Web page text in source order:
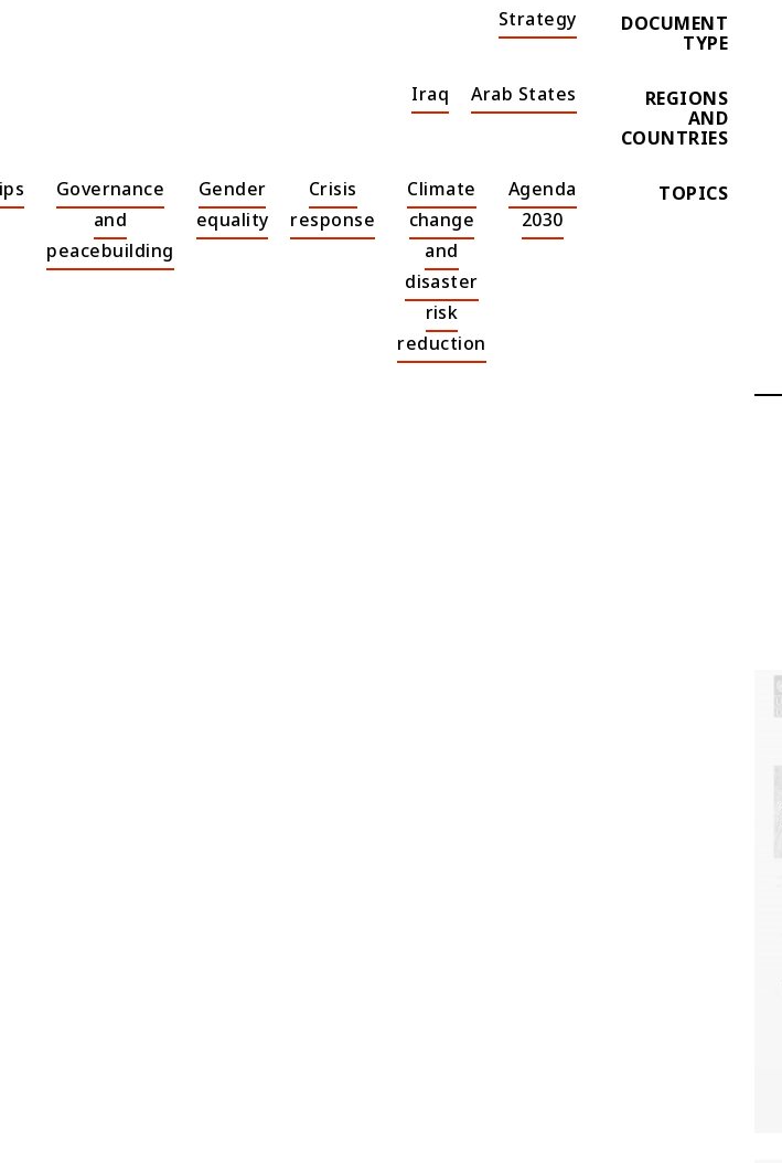
DOCUMENT
TYPE
Strategy
REGIONS
AND
COUNTRIES
Arab States
Iraq
TOPICS
Agenda
2030
Climate
change
and
disaster
risk
reduction
Crisis
response
Gender
equality
Governance
and
peacebuilding